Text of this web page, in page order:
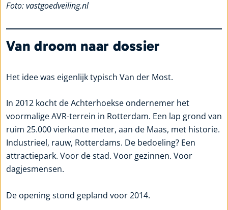
Foto: vastgoedveiling.nl
Van droom naar dossier
Het idee was eigenlijk typisch Van der Most.
In 2012 kocht de Achterhoekse ondernemer het
voormalige AVR-terrein in Rotterdam. Een lap grond van
ruim 25.000 vierkante meter, aan de Maas, met historie.
Industrieel, rauw, Rotterdams. De bedoeling? Een
attractiepark. Voor de stad. Voor gezinnen. Voor
dagjesmensen.
De opening stond gepland voor 2014.